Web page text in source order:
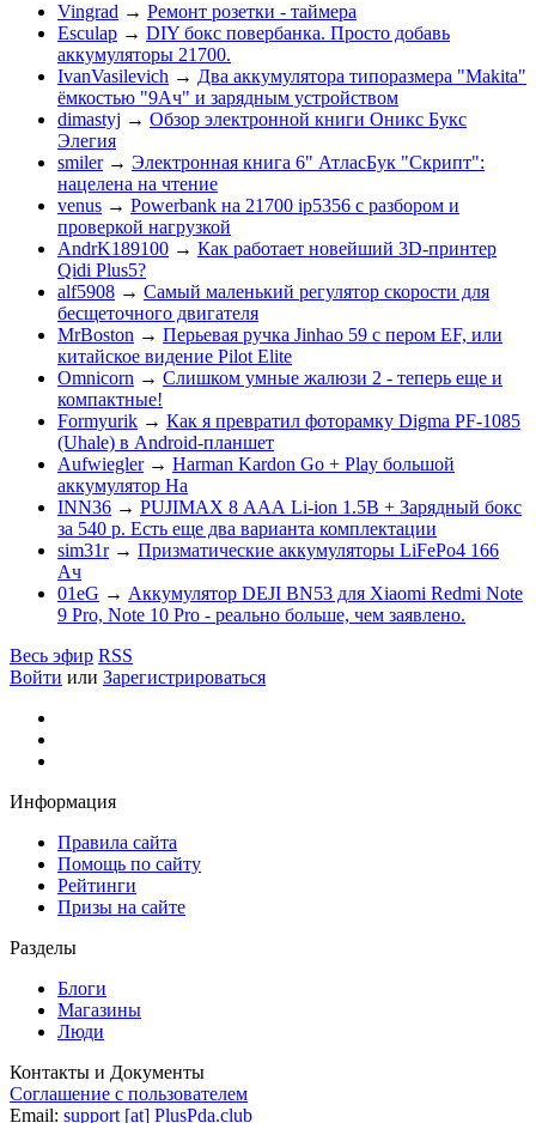
Vingrad → Ремонт розетки - таймера
Esculap → DIY бокс повербанка. Просто добавь
аккумуляторы 21700.
IvanVasilevich → Два аккумулятора типоразмера "Makita"
ёмкостью "9Ач" и зарядным устройством
dimastyj → Обзор электронной книги Оникс Букс
Элегия
smiler → Электронная книга 6" АтласБук "Скрипт":
нацелена на чтение
venus → Powerbank на 21700 ip5356 c разбором и
проверкой нагрузкой
AndrK189100 → Как работает новейший 3D-принтер
Qidi Plus5?
alf5908 → Самый маленький регулятор скорости для
бесщеточного двигателя
MrBoston → Перьевая ручка Jinhao 59 с пером EF, или
китайское видение Pilot Elite
Omnicorn → Слишком умные жалюзи 2 - теперь еще и
компактные!
Formyurik → Как я превратил фоторамку Digma PF-1085
(Uhale) в Android-планшет
Aufwiegler → Harman Kardon Go + Play большой
аккумулятор На
INN36 → PUJIMAX 8 ААА Li-ion 1.5В + Зарядный бокс
за 540 р. Есть еще два варианта комплектации
sim31r → Призматические аккумуляторы LiFePo4 166
Ач
01eG → Аккумулятор DEJI BN53 для Xiaomi Redmi Note
9 Pro, Note 10 Pro - реально больше, чем заявлено.
Весь эфир RSS
Войти или Зарегистрироваться
Информация
Правила сайта
Помощь по сайту
Рейтинги
Призы на сайте
Разделы
Блоги
Магазины
Люди
Контакты и Документы
Соглашение с пользователем
Email: support [at] PlusPda.club